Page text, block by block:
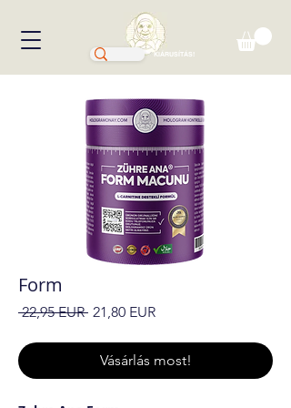
KIÁRUSÍTÁS!
Form
22,95 EUR Szokásos
21,80 EURAkciós
Vásárlás most!